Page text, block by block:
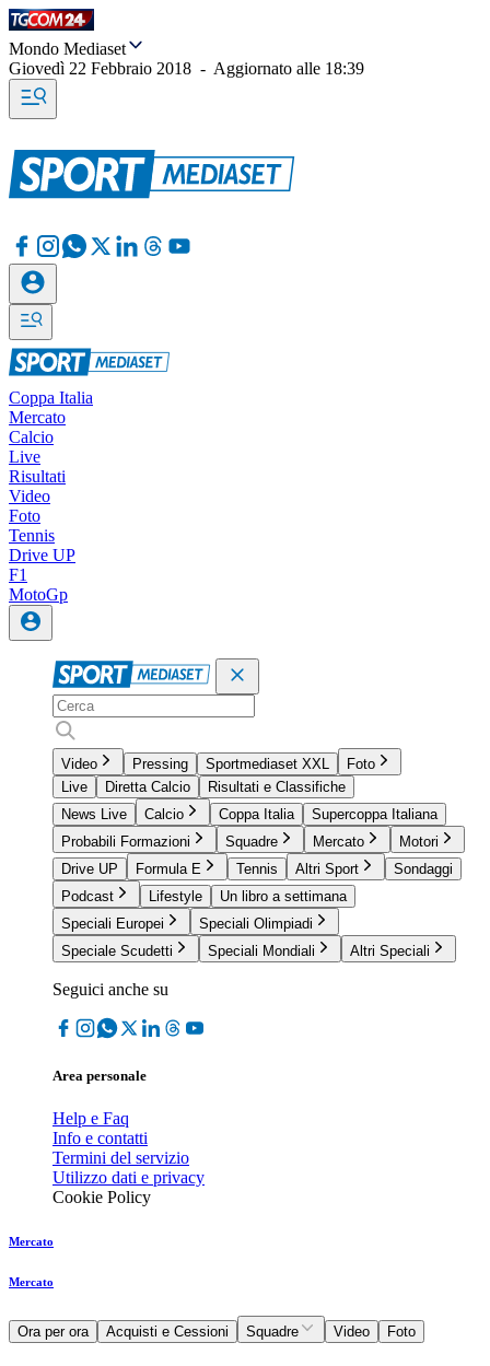
Mondo Mediaset
Giovedì 22 Febbraio 2018 - Aggiornato alle 18:39
Coppa Italia
Mercato
Calcio
Live
Risultati
Video
Foto
Tennis
Drive UP
F1
MotoGp
Video Pressing Sportmediaset XXL
Foto
Live
Diretta Calcio
Risultati e Classifiche
News Live
Calcio Coppa Italia
Supercoppa Italiana
Probabili Formazioni
Squadre Mercato
Motori
Drive UP
Formula E Tennis Altri Sport
Sondaggi
Podcast
Lifestyle
Un libro a settimana
Speciali Europei
Speciali Olimpiadi
Speciale Scudetti
Speciali Mondiali Altri Speciali
Seguici anche su
Area personale
Help e Faq
Info e contatti
Termini del servizio
Utilizzo dati e privacy
Cookie Policy
Mercato
Mercato
Ora per ora Acquisti e Cessioni Squadre Video Foto